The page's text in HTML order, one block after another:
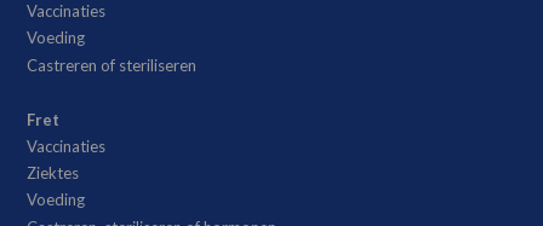
Vaccinaties
Voeding
Castreren of steriliseren
Fret
Vaccinaties
Ziektes
Voeding